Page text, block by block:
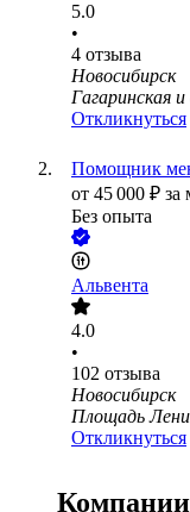
5.0
•
4 отзыва
Новосибирск
Гагаринская и
Откликнуться
Помощник
от 45 000 ₽ за
Без опыта
Альвента
4.0
•
102 отзыва
Новосибирск
Площадь
Откликнуться
Компании